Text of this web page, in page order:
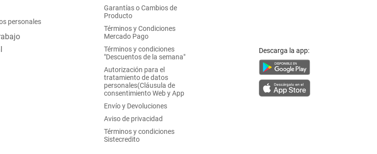
personales
Garantías o Cambios de
Producto
Términos y Condiciones
Mercado Pago
Términos y condiciones
"Descuentos de la semana"
Autorización para el
tratamiento de datos
personales(Cláusula de
consentimiento Web y App
Envío y Devoluciones
Aviso de privacidad
Términos y condiciones
Sistecredito
Descarga la app: